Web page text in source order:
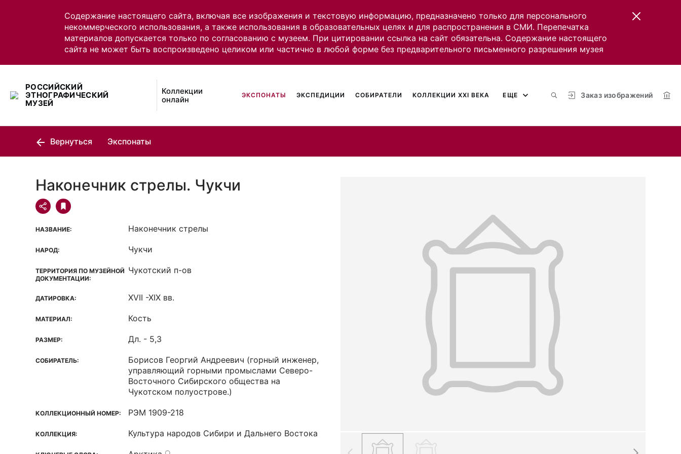
Содержание настоящего сайта, включая все изображения и текстовую информацию, предназначено только для персонального
некоммерческого использования, а также использования в образовательных целях и для распространения в СМИ. Перепечатка
материалов допускается только по согласованию с музеем. При цитировании ссылка на сайт обязательна. Содержание настоящего
сайта не может быть воспроизведено целиком или частично в любой форме без предварительного письменного разрешения музея
РОССИЙСКИЙ
ЭТНОГРАФИЧЕСКИЙ
МУЗЕЙ
Коллекции
онлайн
Заказ изображений
ЭКСПОНАТЫ ЭКСПЕДИЦИИ СОБИРАТЕЛИ КОЛЛЕКЦИИ XXI ВЕКА ЕЩЕ
Вернуться Экспонаты
Наконечник стрелы. Чукчи
НАЗВАНИЕ: Наконечник стрелы
НАРОД: Чукчи
ТЕРРИТОРИЯ ПО МУЗЕЙНОЙ
ДОКУМЕНТАЦИИ:
Чукотский п-ов
ДАТИРОВКА: XVII -XIX вв.
МАТЕРИАЛ: Кость
РАЗМЕР: Дл. - 5,3
СОБИРАТЕЛЬ: Борисов Георгий Андреевич (горный инженер,
управляющий горными промыслами Северо-
Восточного Сибирского общества на
Чукотском полуострове.)
КОЛЛЕКЦИОННЫЙ НОМЕР: РЭМ 1909-218
КОЛЛЕКЦИЯ: Культура народов Сибири и Дальнего Востока